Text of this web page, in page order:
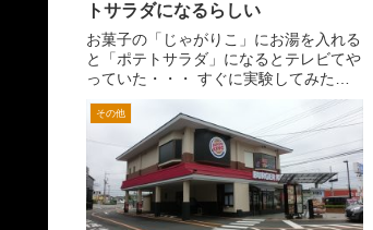
トサラダになるらしい
お菓子の「じゃがりこ」にお湯を入れる
と「ポテトサラダ」になるとテレビてや
っていた・・・ すぐに実験してみたく
なるわたし(^^ゞ すぐ手元にあったじゃ
がりこが、「東海限定 手羽先味」 こ
んな感じです。本当は、サラダ味とか
が、ベターなようです。...
その他